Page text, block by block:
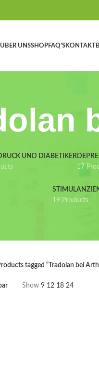
ÜBER UNSSHOPFAQ’SKONTAKT
UND DIABETIKER
17
19 Products
tagged “Tradolan bei
Show 9 12 18 24